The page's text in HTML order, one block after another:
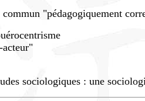
"pédagogiquement
acteur"
sociologiques : une